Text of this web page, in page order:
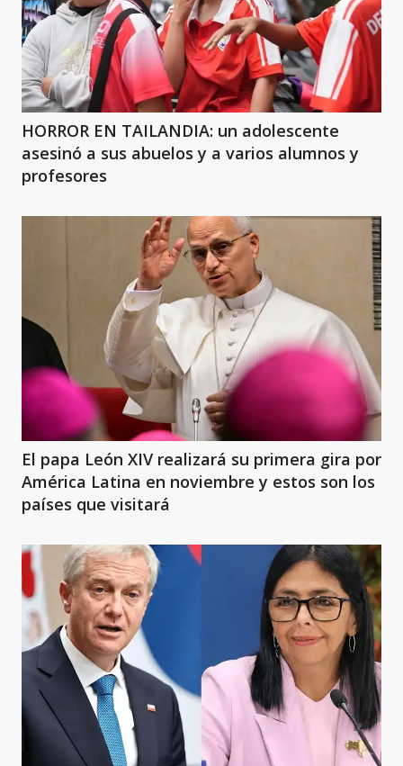
HORROR EN TAILANDIA: un adolescente
asesinó a sus abuelos y a varios alumnos y
profesores
El papa León XIV realizará su primera gira por
América Latina en noviembre y estos son los
países que visitará